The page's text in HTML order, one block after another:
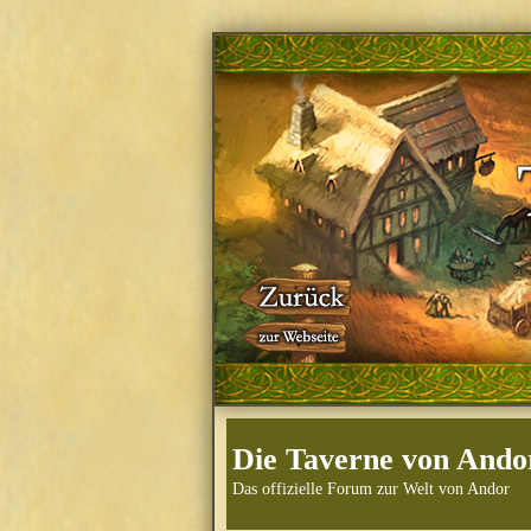
Die Taverne von
Das offizielle Forum zur Welt von Andor